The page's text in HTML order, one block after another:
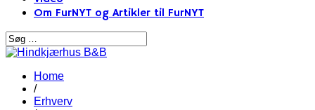
Om FurNYT og Artikler til FurNYT
Home
/
Erhverv